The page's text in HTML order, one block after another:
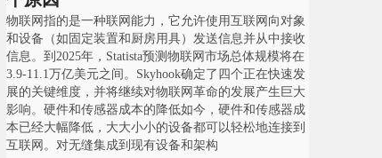
物联网指的是一种联网能力，它允许使用互联网向对象
和设备（如固定装置和厨房用具）发送信息并从中接收
信息。到2025年，Statista预测物联网市场总体规模将在
3.9-11.1万亿美元之间。Skyhook确定了四个正在快速发
展的关键维度，并将继续对物联网革命的发展产生巨大
影响。硬件和传感器成本的降低如今，硬件和传感器成
本已经大幅降低，大大小小的设备都可以轻松地连接到
互联网。对无缝集成到现有设备和架构